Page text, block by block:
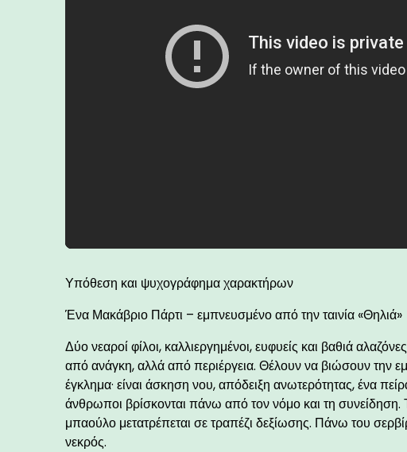
Υπόθεση και ψυχογράφημα χαρακτήρων
Ένα Μακάβριο Πάρτι – εμπνευσμένο από την ταινία «Θηλιά»
Δύο νεαροί φίλοι, καλλιεργημένοι, ευφυείς και βαθιά
από ανάγκη, αλλά από περιέργεια. Θέλουν να βιώσουν την
έγκλημα· είναι άσκηση νου, απόδειξη ανωτερότητας, ένα
άνθρωποι βρίσκονται πάνω από τον νόμο και τη
μπαούλο μετατρέπεται σε τραπέζι δεξίωσης. Πάνω του
νεκρός.